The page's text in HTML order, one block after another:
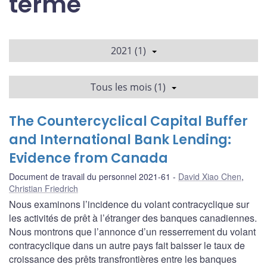
2021 (1)
Tous les mois (1)
The Countercyclical Capital Buffer
and International Bank Lending:
Evidence from Canada
Document de travail du personnel 2021-61 David Xiao Chen,
Christian Friedrich
Nous examinons l’incidence du volant contracyclique sur
les activités de prêt à l’étranger des banques canadiennes.
Nous montrons que l’annonce d’un resserrement du volant
contracyclique dans un autre pays fait baisser le taux de
croissance des prêts transfrontières entre les banques